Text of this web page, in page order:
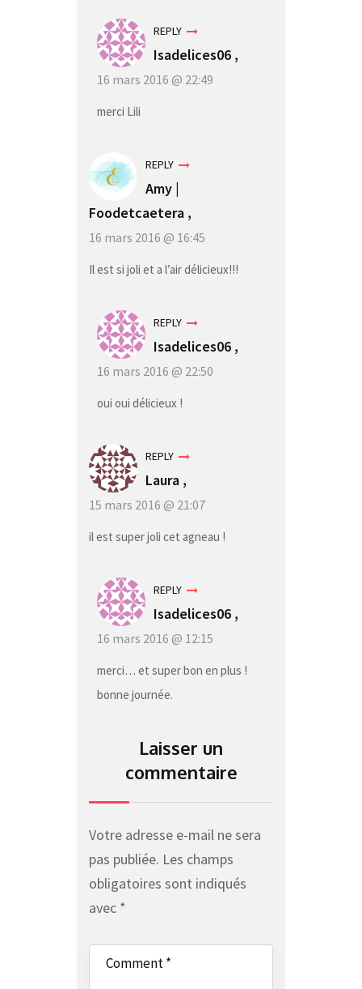
REPLY
Isadelices06 ,
16 mars 2016 @ 22:49
merci Lili
REPLY
Amy |
Foodetcaetera ,
16 mars 2016 @ 16:45
Il est si joli et a l’air délicieux!!!
REPLY
Isadelices06 ,
16 mars 2016 @ 22:50
oui oui délicieux !
REPLY
Laura ,
15 mars 2016 @ 21:07
il est super joli cet agneau !
REPLY
Isadelices06 ,
16 mars 2016 @ 12:15
merci… et super bon en plus !
bonne journée.
Laisser un
commentaire
Votre adresse e-mail ne sera
pas publiée. Les champs
obligatoires sont indiqués
avec *